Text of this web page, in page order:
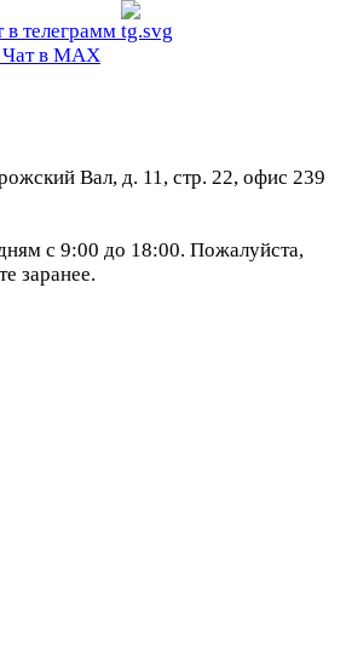
в телеграмм
Чат в МАХ
Вал, д. 11, стр. 22, офис 239
с 9:00 до 18:00. Пожалуйста,
заранее.